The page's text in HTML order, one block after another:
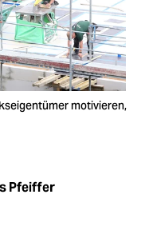
motivieren,
Pfeiffer